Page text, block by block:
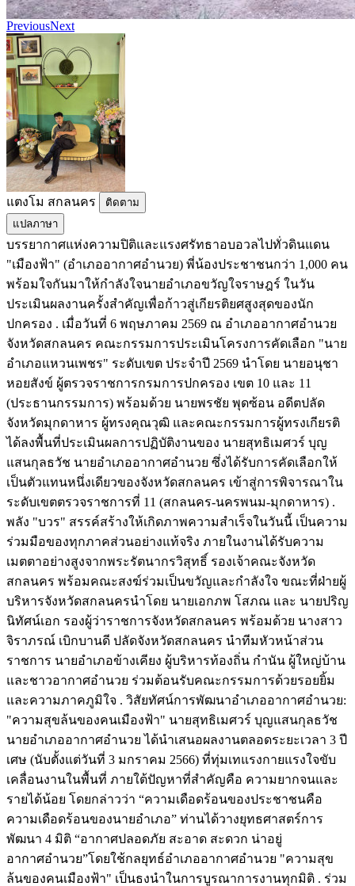
PreviousNext
แตงโม สกลนคร
ติดตาม
แปลภาษา
บรรยากาศแห่งความปิติและแรงศรัทธาอบอวลไปทั่วดินแดน
"เมืองฟ้า" (อำเภออากาศอำนวย) พี่น้องประชาชนกว่า 1,000 คน
พร้อมใจกันมาให้กำลังใจนายอำเภอขวัญใจราษฎร์ ในวัน
ประเมินผลงานครั้งสำคัญเพื่อก้าวสู่เกียรติยศสูงสุดของนัก
ปกครอง . เมื่อวันที่ 6 พฤษภาคม 2569 ณ อำเภออากาศอำนวย
จังหวัดสกลนคร คณะกรรมการประเมินโครงการคัดเลือก "นาย
อำเภอแหวนเพชร" ระดับเขต ประจำปี 2569 นำโดย นายอนุชา
หอยสังข์ ผู้ตรวจราชการกรมการปกครอง เขต 10 และ 11
(ประธานกรรมการ) พร้อมด้วย นายพรชัย พุดซ้อน อดีตปลัด
จังหวัดมุกดาหาร ผู้ทรงคุณวุฒิ และคณะกรรมการผู้ทรงเกียรติ
ได้ลงพื้นที่ประเมินผลการปฏิบัติงานของ นายสุทธิเมศวร์ บุญ
แสนกุลธวัช นายอำเภออากาศอำนวย ซึ่งได้รับการคัดเลือกให้
เป็นตัวแทนหนึ่งเดียวของจังหวัดสกลนคร เข้าสู่การพิจารณาใน
ระดับเขตตรวจราชการที่ 11 (สกลนคร-นครพนม-มุกดาหาร) .
พลัง "บวร" สรรค์สร้างให้เกิดภาพความสำเร็จในวันนี้ เป็นความ
ร่วมมือของทุกภาคส่วนอย่างแท้จริง ภายในงานได้รับความ
เมตตาอย่างสูงจากพระรัตนากรวิสุทธิ์ รองเจ้าคณะจังหวัด
สกลนคร พร้อมคณะสงฆ์ร่วมเป็นขวัญและกำลังใจ ขณะที่ฝ่ายผู้
บริหารจังหวัดสกลนครนำโดย นายเอกภพ โสภณ และ นายปริญ
นิทัศน์เอก รองผู้ว่าราชการจังหวัดสกลนคร พร้อมด้วย นางสาว
จิราภรณ์ เบิกบานดี ปลัดจังหวัดสกลนคร นำทีมหัวหน้าส่วน
ราชการ นายอำเภอข้างเคียง ผู้บริหารท้องถิ่น กำนัน ผู้ใหญ่บ้าน
และชาวอากาศอำนวย ร่วมต้อนรับคณะกรรมการด้วยรอยยิ้ม
และความภาคภูมิใจ . วิสัยทัศน์การพัฒนาอำเภออากาศอำนวย:
"ความสุขล้นของคนเมืองฟ้า" นายสุทธิเมศวร์ บุญแสนกุลธวัช
นายอำเภออากาศอำนวย ได้นำเสนอผลงานตลอดระยะเวลา 3 ปี
เศษ (นับตั้งแต่วันที่ 3 มกราคม 2566) ที่ทุ่มเทแรงกายแรงใจขับ
เคลื่อนงานในพื้นที่ ภายใต้ปัญหาที่สำคัญคือ ความยากจนและ
รายได้น้อย โดยกล่าวว่า “ความเดือดร้อนของประชาชนคือ
ความเดือดร้อนของนายอำเภอ” ท่านได้วางยุทธศาสตร์การ
พัฒนา 4 มิติ “อากาศปลอดภัย สะอาด สะดวก น่าอยู่
อากาศอำนวย”โดยใช้กลยุทธ์อำเภออากาศอำนวย "ความสุข
ล้นของคนเมืองฟ้า" เป็นธงนำในการบูรณาการงานทุกมิติ . ร่วม